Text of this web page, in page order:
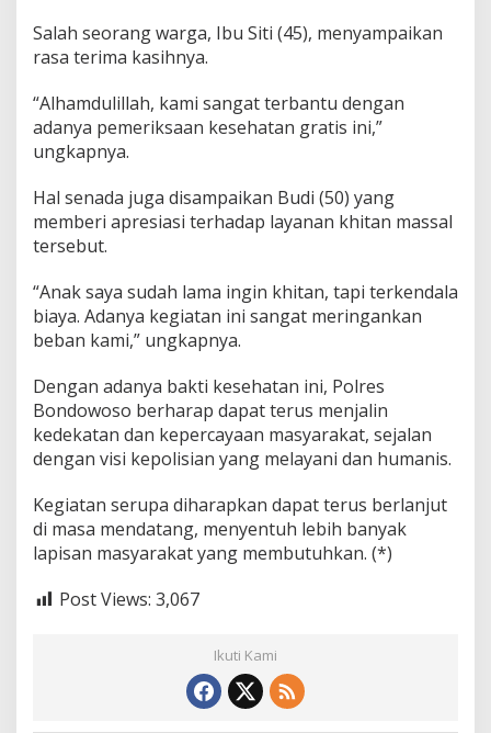
Salah seorang warga, Ibu Siti (45), menyampaikan
rasa terima kasihnya.
“Alhamdulillah, kami sangat terbantu dengan
adanya pemeriksaan kesehatan gratis ini,”
ungkapnya.
Hal senada juga disampaikan Budi (50) yang
memberi apresiasi terhadap layanan khitan massal
tersebut.
“Anak saya sudah lama ingin khitan, tapi terkendala
biaya. Adanya kegiatan ini sangat meringankan
beban kami,” ungkapnya.
Dengan adanya bakti kesehatan ini, Polres
Bondowoso berharap dapat terus menjalin
kedekatan dan kepercayaan masyarakat, sejalan
dengan visi kepolisian yang melayani dan humanis.
Kegiatan serupa diharapkan dapat terus berlanjut
di masa mendatang, menyentuh lebih banyak
lapisan masyarakat yang membutuhkan. (*)
Post Views: 3,067
Ikuti Kami